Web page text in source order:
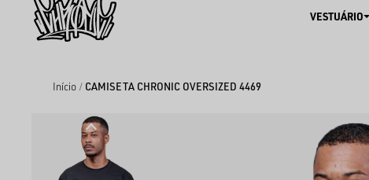
VESTUÁRIO
Início CAMISETA CHRONIC OVERSIZED 4469